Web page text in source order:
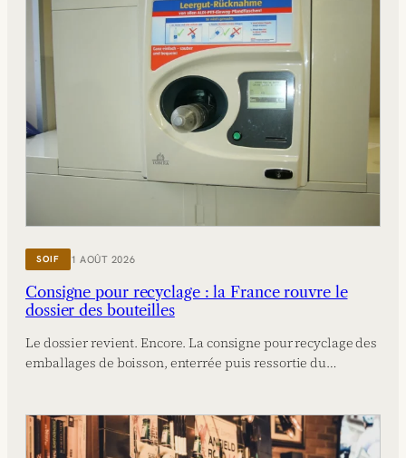
SOIF 1 AOÛT 2026
Consigne pour recyclage : la France rouvre le
dossier des bouteilles
Le dossier revient. Encore. La consigne pour recyclage des
emballages de boisson, enterrée puis ressortie du…